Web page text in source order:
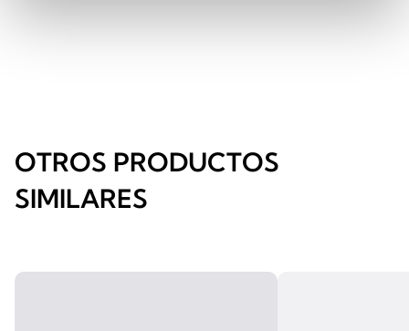
OTROS PRODUCTOS
SIMILARES